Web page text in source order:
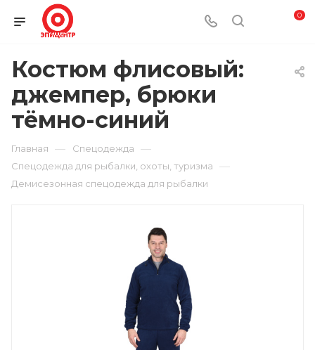
0
Костюм флисовый:
джемпер, брюки
тёмно-синий
Главная — Спецодежда —
Спецодежда для рыбалки, охоты, туризма —
Демисезонная спецодежда для рыбалки